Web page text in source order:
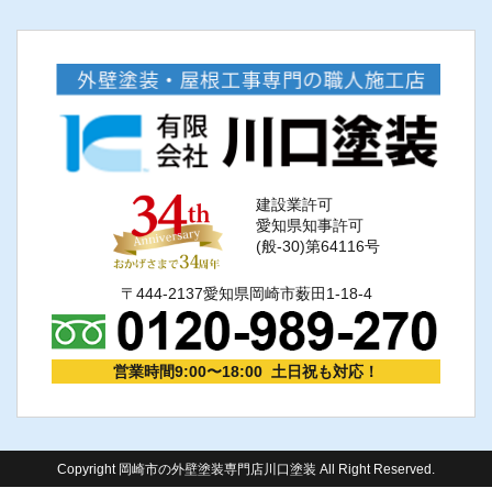
建設業許可
愛知県知事許可
(般-30)第64116号
〒444-2137愛知県岡崎市薮田1-18-4
営業時間9:00〜18:00 土日祝も対応！
Copyright 岡崎市の外壁塗装専門店川口塗装 All Right Reserved.